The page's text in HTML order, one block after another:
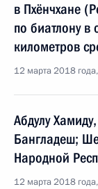
в Пхёнчхане
по биатлону в
километров
12 марта 2018
Абдулу
Бангладеш;
Народной
12 марта 2018